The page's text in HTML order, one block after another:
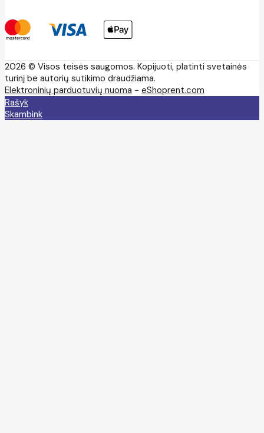
2026 © Visos teisės saugomos. Kopijuoti, platinti svetainės
turinį be autorių sutikimo draudžiama.
Elektroninių parduotuvių nuoma - eShoprent.com
Rašyk
Skambink